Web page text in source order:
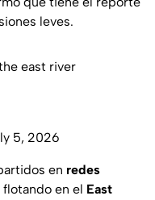
leves.
east river
5, 2026
en redes
flotando en el East